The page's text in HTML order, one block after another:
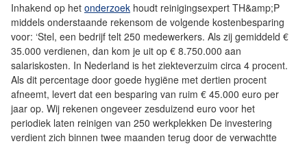
Inhakend op het onderzoek houdt reinigingsexpert TH&amp;P
middels onderstaande rekensom de volgende kostenbesparing
voor: ‘Stel, een bedrijf telt 250 medewerkers. Als zij gemiddeld €
35.000 verdienen, dan kom je uit op € 8.750.000 aan
salariskosten. In Nederland is het ziekteverzuim circa 4 procent.
Als dit percentage door goede hygiëne met dertien procent
afneemt, levert dat een besparing van ruim € 45.000 euro per
jaar op. Wij rekenen ongeveer zesduizend euro voor het
periodiek laten reinigen van 250 werkplekken De investering
verdient zich binnen twee maanden terug door de verwachtte